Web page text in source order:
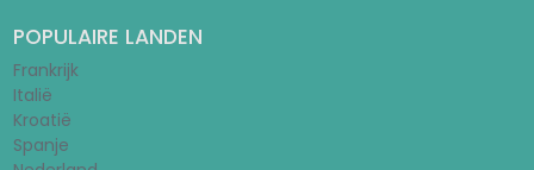
POPULAIRE LANDEN
Frankrijk
Italië
Kroatië
Spanje